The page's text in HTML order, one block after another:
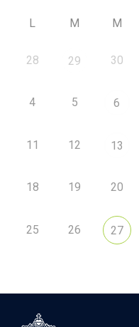
L M M
28 29 30
4 5 6
11 12 13
18 19 20
25 26 27